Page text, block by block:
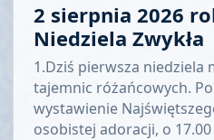
2 sierpnia 2026
Niedziela Zwykła
1.Dziś pierwsza niedziela
tajemnic różańcowych.
wystawienie
osobistej adoracji, o